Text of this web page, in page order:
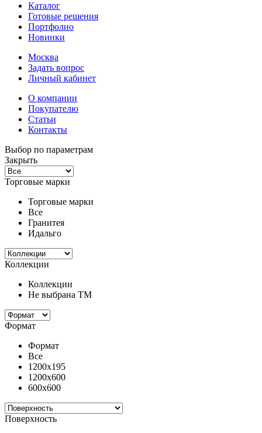
Каталог
Готовые решения
Портфолио
Новинки
Москва
Задать вопрос
Личный кабинет
О компании
Покупателю
Статьи
Контакты
Выбор по параметрам
Закрыть
Торговые марки
Торговые марки
Все
Гранитея
Идальго
Коллекции
Коллекции
Не выбрана ТМ
Формат
Формат
Все
1200x195
1200x600
600x600
Поверхность